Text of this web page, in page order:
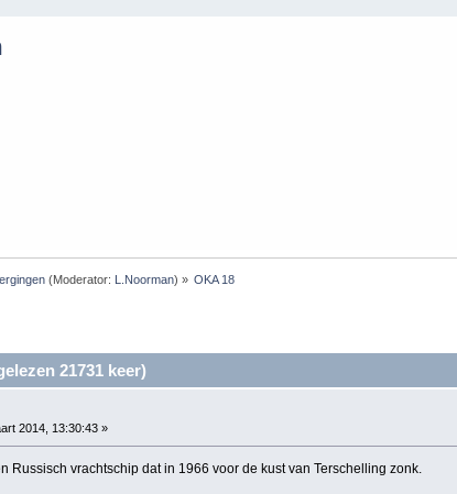
(Moderator: L.Noorman) » OKA 18
21731 keer)
2014, 13:30:43 »
Russisch vrachtschip dat in 1966 voor de kust van Terschelling zonk.